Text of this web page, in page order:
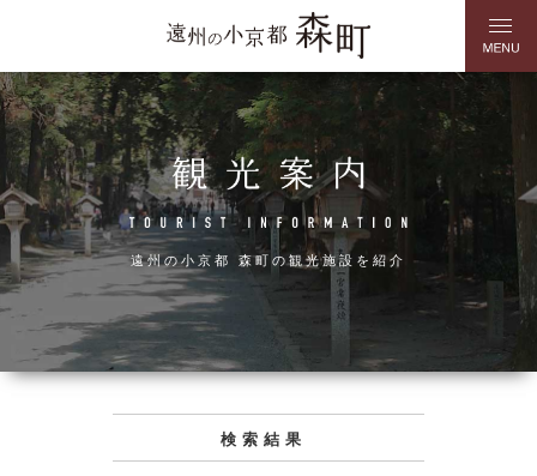
遠州の小京都 森町の観光施設を紹介
検索結果